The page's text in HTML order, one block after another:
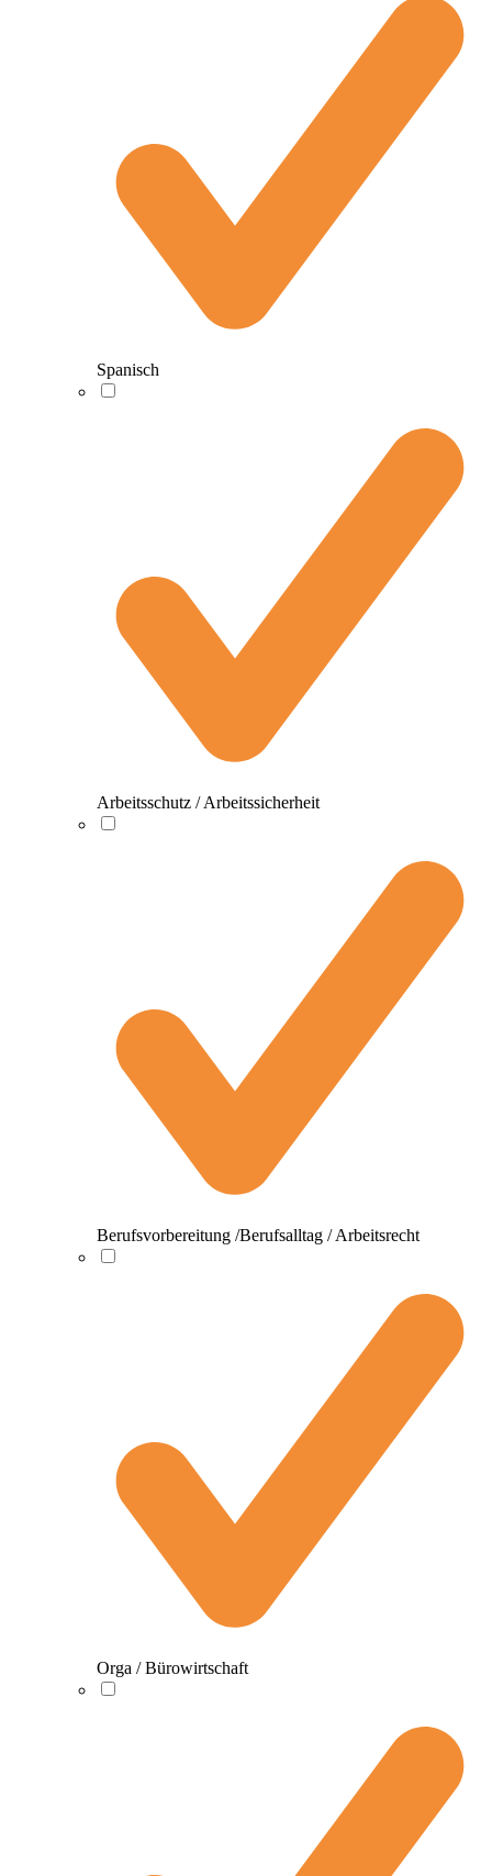
Spanisch
Arbeitsschutz / Arbeitssicherheit
Berufsvorbereitung /Berufsalltag / Arbeitsrecht
Orga / Bürowirtschaft